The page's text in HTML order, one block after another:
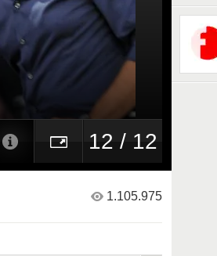
12 / 12
1.105.975